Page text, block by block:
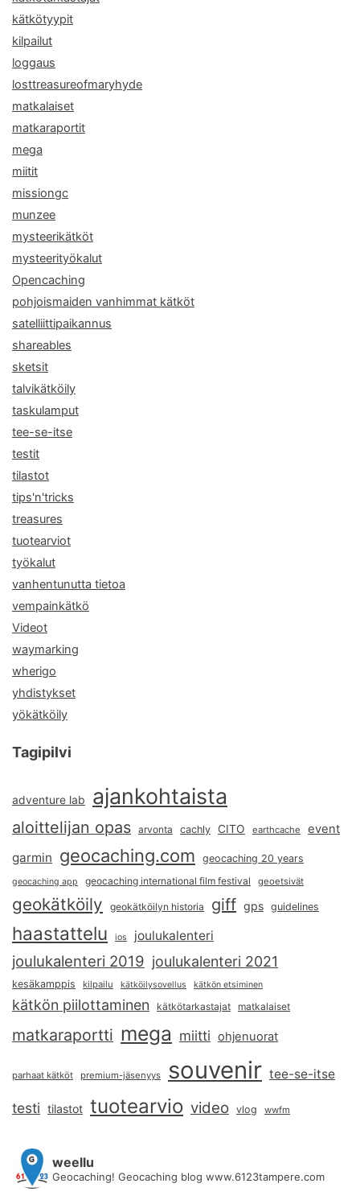
kätkötyypit
kilpailut
loggaus
losttreasureofmaryhyde
matkalaiset
matkaraportit
mega
miitit
missiongc
munzee
mysteerikätköt
mysteerityökalut
Opencaching
pohjoismaiden vanhimmat kätköt
satelliittipaikannus
shareables
sketsit
talvikätköily
taskulamput
tee-se-itse
testit
tilastot
tips'n'tricks
treasures
tuotearviot
työkalut
vanhentunutta tietoa
vempainkätkö
Videot
waymarking
wherigo
yhdistykset
yökätköily
Tagipilvi
adventure lab ajankohtaista
aloittelijan opas arvonta cachly CITO earthcache event
garmin geocaching.com geocaching 20 years
geocaching app geocaching international film festival geoetsivät
geokätköily geokätköilyn historia giff gps guidelines
haastattelu ios joulukalenteri
joulukalenteri 2019 joulukalenteri 2021
kesäkamppis kilpailu kätköilysovellus kätkön etsiminen
kätkön piilottaminen kätkötarkastajat matkalaiset
matkaraportti mega miitti ohjenuorat
parhaat kätköt premium-jäsenyys souvenir tee-se-itse
testi tilastot tuotearvio video vlog wwfm
weellu
Geocaching! Geocaching blog www.6123tampere.com